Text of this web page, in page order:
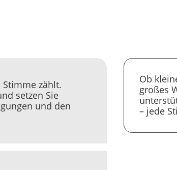
zählt.
setzen Sie
und den
Ob
großes
– jede